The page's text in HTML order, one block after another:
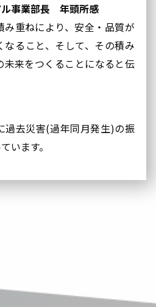
事業部長 年頭所感
重ねにより、安全・品質が
ること、そして、その積み
来をつくることになると伝
過去災害(過年同月発生)の振
います。